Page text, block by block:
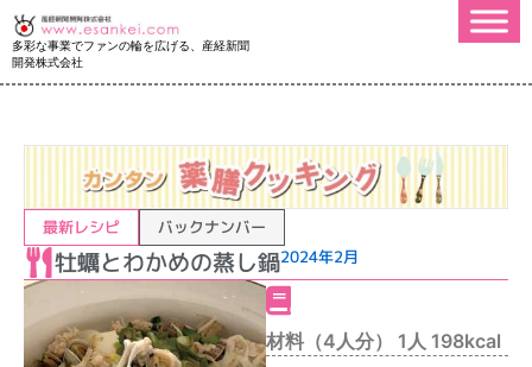
多彩な事業でファンの輪を広げる、産経新聞
開発株式会社
最新レシピ バックナンバー
牡蠣とわかめの蒸し鍋2024年2月
材料（4人分） 1人 198kcal